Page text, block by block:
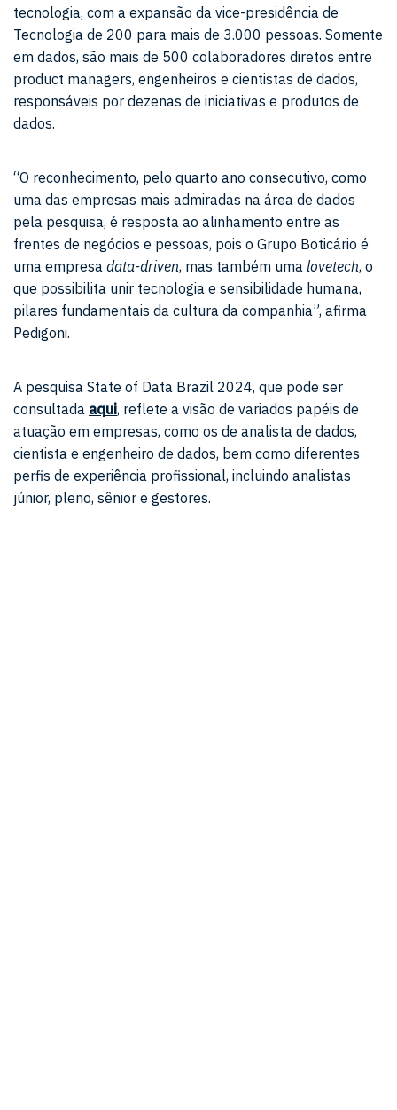
tecnologia, com a expansão da vice-presidência de
Tecnologia de 200 para mais de 3.000 pessoas. Somente
em dados, são mais de 500 colaboradores diretos entre
product managers, engenheiros e cientistas de dados,
responsáveis por dezenas de iniciativas e produtos de
dados.
“O reconhecimento, pelo quarto ano consecutivo, como
uma das empresas mais admiradas na área de dados
pela pesquisa, é resposta ao alinhamento entre as
frentes de negócios e pessoas, pois o Grupo Boticário é
uma empresa data-driven, mas também uma lovetech, o
que possibilita unir tecnologia e sensibilidade humana,
pilares fundamentais da cultura da companhia”, afirma
Pedigoni.
A pesquisa State of Data Brazil 2024, que pode ser
consultada aqui, reflete a visão de variados papéis de
atuação em empresas, como os de analista de dados,
cientista e engenheiro de dados, bem como diferentes
perfis de experiência profissional, incluindo analistas
júnior, pleno, sênior e gestores.